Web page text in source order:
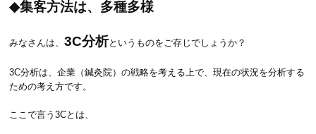
◆集客方法は、多種多様
みなさんは、3C分析というものをご存じでしょうか？
3C分析は、企業（鍼灸院）の戦略を考える上で、現在の状況を分析する
ための考え方です。
ここで言う3Cとは、